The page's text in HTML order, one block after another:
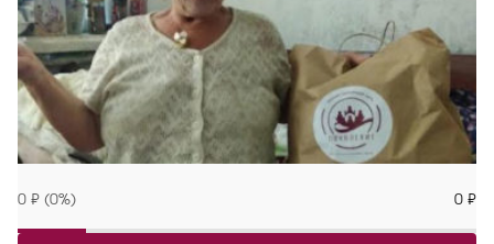
0 ₽ (0%) 0 ₽